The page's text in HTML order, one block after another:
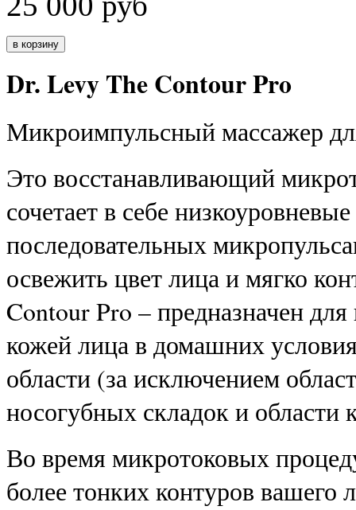
Dr. Levy The Contour Pro
Микроимпульсный массажер
Это восстанавливающий
сочетает в себе
последовательных
освежить цвет лица и мягко
Contour Pro – предназначен
кожей лица в домашних
области (за исключением
носогубных складок и области
Во время микротоковых
более тонких контуров